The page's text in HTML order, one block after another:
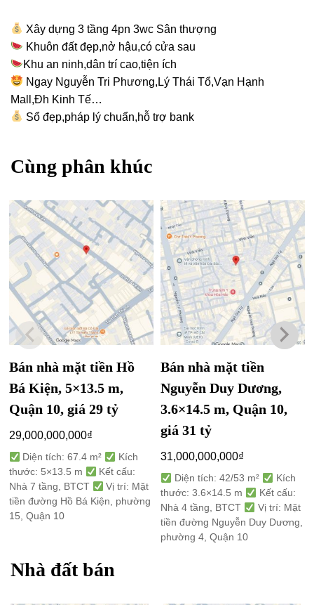
Xây dựng 3 tầng 4pn 3wc Sân thượng
Khuôn đất đẹp,nở hậu,có cửa sau
Khu an ninh,dân trí cao,tiện ích
Ngay Nguyễn Tri Phương,Lý Thái Tổ,Vạn Hạnh
Mall,Đh Kinh Tế…
Sổ đẹp,pháp lý chuẩn,hỗ trợ bank
Cùng phân khúc
Bán nhà mặt tiền Hồ
Bá Kiện, 5×13.5 m,
Quận 10, giá 29 tỷ
29,000,000,000₫
Diện tích: 67.4 m²
Kích
thước: 5×13.5 m
Kết cấu:
Nhà 7 tầng, BTCT
Vị trí: Mặt
tiền đường Hồ Bá Kiện, phường
15, Quận 10
Bán nhà mặt tiền
Nguyễn Duy Dương,
3.6×14.5 m, Quận 10,
giá 31 tỷ
31,000,000,000₫
Diện tích: 42/53 m²
Kích
thước: 3.6×14.5 m
Kết cấu:
Nhà 4 tầng, BTCT
Vị trí: Mặt
tiền đường Nguyễn Duy Dương,
phường 4, Quận 10
Nhà đất bán